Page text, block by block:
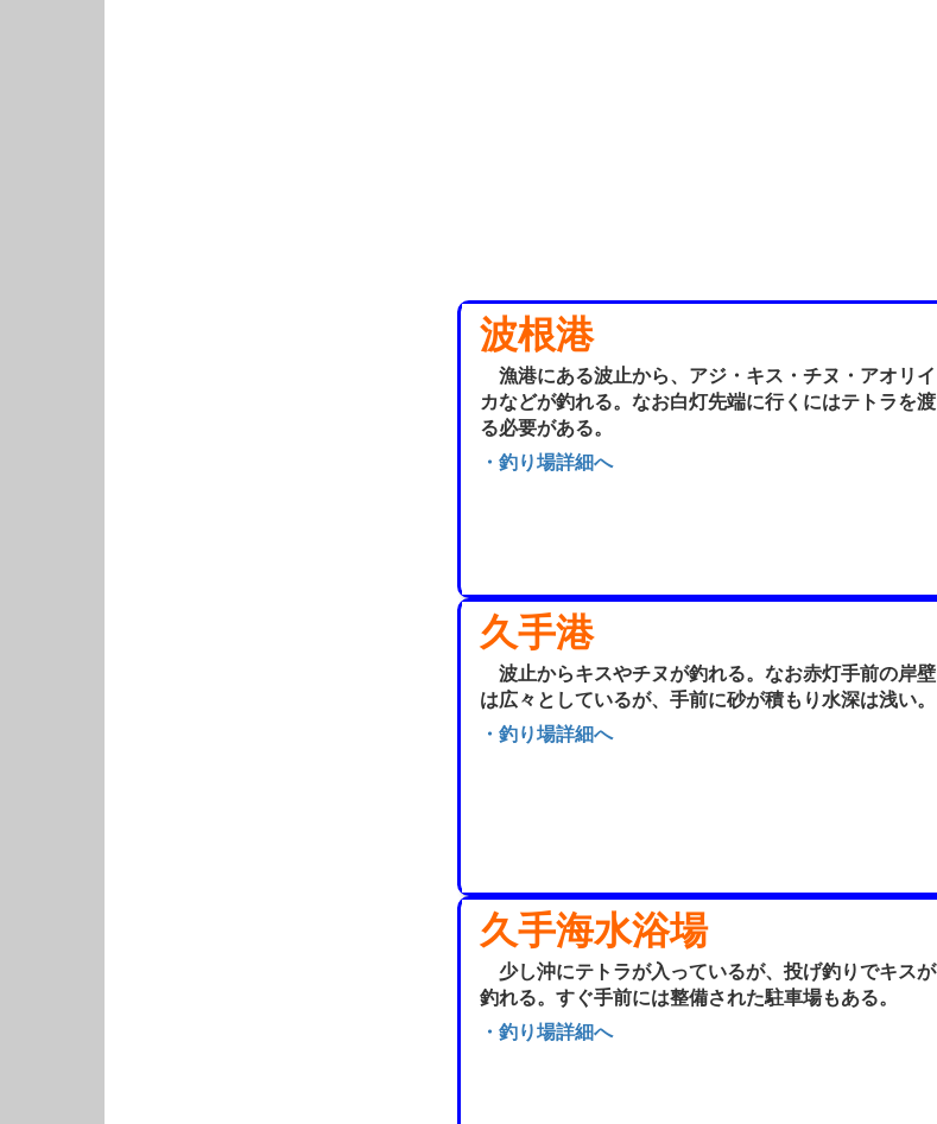
波根港
漁港にある波止から、アジ・キス・チヌ・アオリイ
カなどが釣れる。なお白灯先端に行くにはテトラを渡
る必要がある。
・釣り場詳細へ
久手港
波止からキスやチヌが釣れる。なお赤灯手前の岸壁
は広々としているが、手前に砂が積もり水深は浅い。
・釣り場詳細へ
久手海水浴場
少し沖にテトラが入っているが、投げ釣りでキスが
釣れる。すぐ手前には整備された駐車場もある。
・釣り場詳細へ